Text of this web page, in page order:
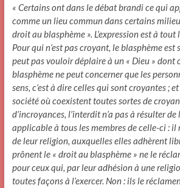
« Certains ont dans le débat brandi ce qui
comme un lieu commun dans certains
droit au blasphème ». L’expression est à tout
Pour qui n’est pas croyant, le blasphème est
peut pas vouloir déplaire à un « Dieu » dont
blasphème ne peut concerner que les
sens, c’est à dire celles qui sont croyantes ;
société où coexistent toutes sortes de
d’incroyances, l’interdit n’a pas à résulter
applicable à tous les membres de celle-ci : il
de leur religion, auxquelles elles adhèrent
prônent le « droit au blasphème » ne le
pour ceux qui, par leur adhésion à une
toutes façons à l’exercer. Non : ils le